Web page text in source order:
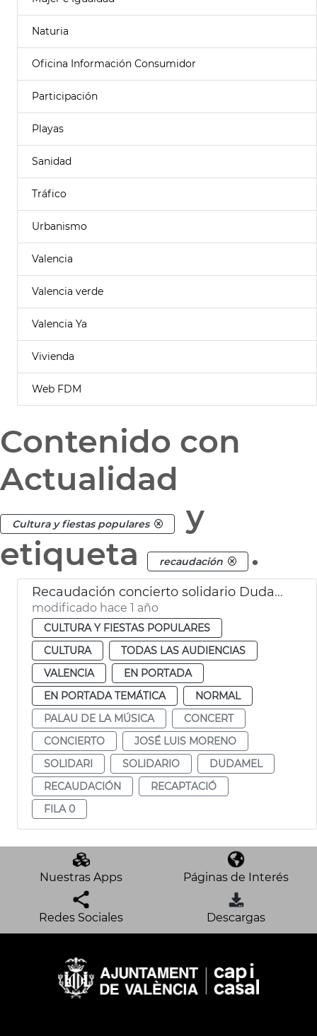
Naturia
Oficina Información Consumidor
Participación
Playas
Sanidad
Tráfico
Urbanismo
Valencia
Valencia verde
Valencia Ya
Vivienda
Web FDM
Contenido con
Actualidad
Cultura y fiestas populares
y
etiqueta
recaudación .
Recaudación concierto solidario Dudamel
modificado hace 1 año
CULTURA Y FIESTAS POPULARES
CULTURA
TODAS LAS AUDIENCIAS
VALENCIA
EN PORTADA
EN PORTADA TEMÁTICA
NORMAL
PALAU DE LA MÚSICA
CONCERT
CONCIERTO
JOSÉ LUIS MORENO
SOLIDARI
SOLIDARIO
DUDAMEL
RECAUDACIÓN
RECAPTACIÓ
FILA 0
Nuestras Apps Páginas de Interés
Redes Sociales Descargas